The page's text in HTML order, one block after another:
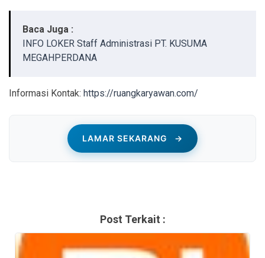
Baca Juga :
INFO LOKER Staff Administrasi PT. KUSUMA
MEGAHPERDANA
Informasi Kontak: https://ruangkaryawan.com/
LAMAR SEKARANG →
Post Terkait :